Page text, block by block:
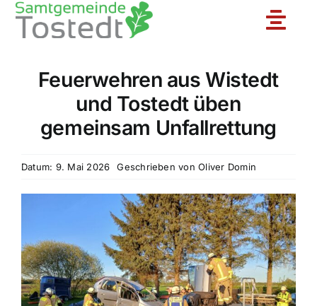
Zum
Toggle
Unsere Feuerwehr
Ortsfeuerwehren
Aktuelles
Einsatzberichte
Feuerwehren aus Wistedt
und Tostedt üben
gemeinsam Unfallrettung
Datum: 9. Mai 2026 Geschrieben vonOliver Domin